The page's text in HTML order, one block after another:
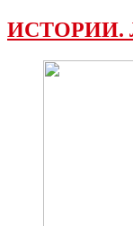
ИСТОРИИ.